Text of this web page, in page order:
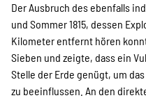
Der Ausbruch des ebenfalls
und Sommer 1815, dessen
Kilometer entfernt hören
Sieben und zeigte, dass ein
Stelle der Erde genügt, um
zu beeinflussen. An den